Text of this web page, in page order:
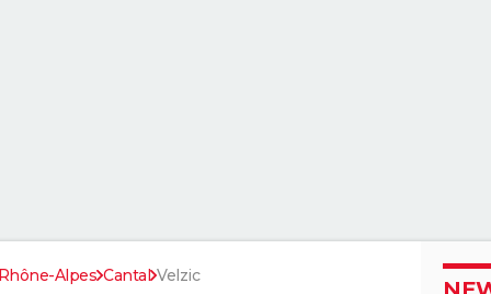
Alpes Cantal Velzic